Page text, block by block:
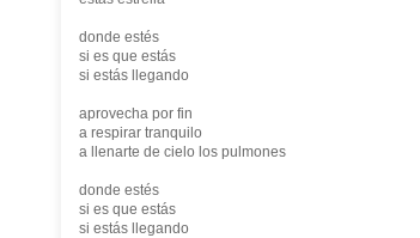
donde estés
si es que estás
si estás llegando
aprovecha por fin
a respirar tranquilo
a llenarte de cielo los pulmones
donde estés
si es que estás
si estás llegando